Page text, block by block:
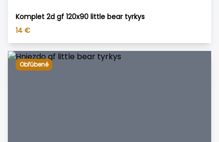
Komplet 2d gf 120x90 little bear tyrkys
14 €
Obľúbené